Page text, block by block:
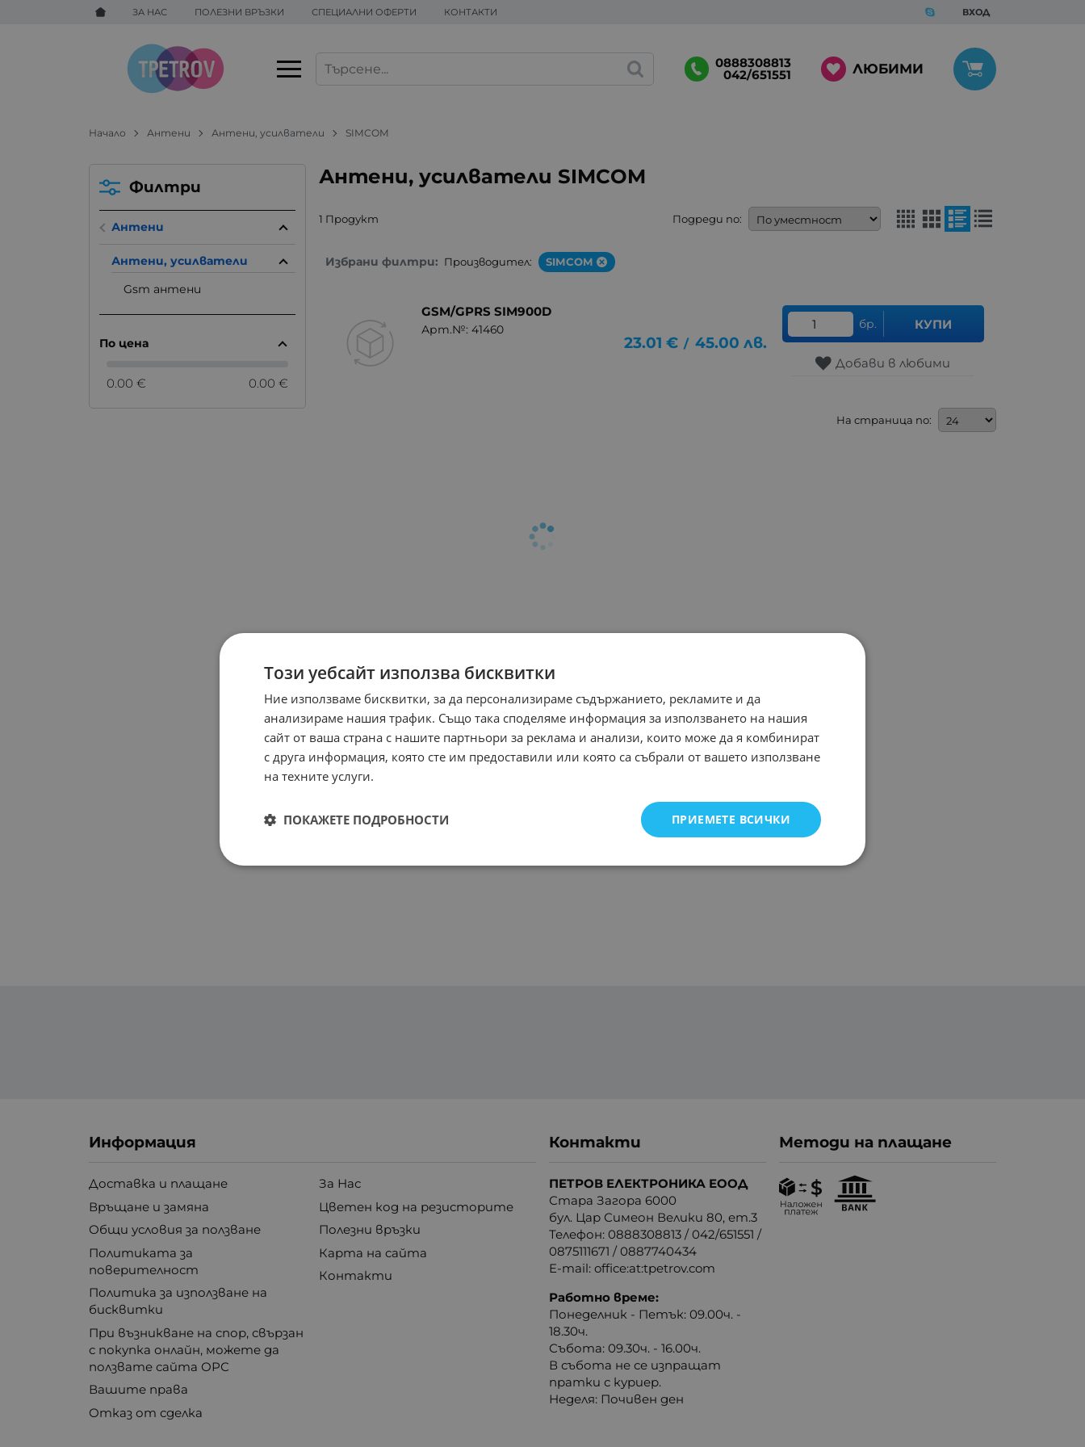
ЗА НАС ПОЛЕЗНИ ВРЪЗКИ СПЕЦИАЛНИ ОФЕРТИ КОНТАКТИ ВХОД
0888308813
042/651551 ЛЮБИМИ
Начало Антени Антени, усилватели SIMCOM
Антени, усилватели SIMCOM
1 Продукт Подреди по:
Избрани филтри: Производител: SIMCOM
GSM/GPRS SIM900D
Арт.№: 41460
23.01 € / 45.00 лв.
бр. КУПИ
Добави в любими
На страница по:
Филтри
Антени
Антени, усилватели
Gsm антени
По цена
0.00 € 0.00 €
Информация
Доставка и плащане
Връщане и замяна
Общи условия за ползване
Политиката за
поверителност
Политика за използване на
бисквитки
При възникване на спор, свързан
с покупка онлайн, можете да
ползвате сайта ОРС
Вашите права
Отказ от сделка
За Нас
Цветен код на резисторите
Полезни връзки
Карта на сайта
Контакти
Контакти
ПЕТРОВ ЕЛЕКТРОНИКА ЕООД
Стара Загора 6000
бул. Цар Симеон Велики 80, ет.3
Телефон:0888308813 /042/651551 /
0875111671 /0887740434
E-mail:office:at:tpetrov.com
Работно време:
Понеделник - Петък: 09.00ч. -
18.30ч.
Събота: 09.30ч. - 16.00ч.
В събота не се изпращат
пратки с куриер.
Неделя: Почивен ден
Методи на плащане
Този уебсайт използва бисквитки
Ние използваме бисквитки, за да персонализираме съдържанието, рекламите и да
анализираме нашия трафик. Също така споделяме информация за използването на нашия
сайт от ваша страна с нашите партньори за реклама и анализи, които може да я комбинират
с друга информация, която сте им предоставили или която са събрали от вашето използване
на техните услуги.
ПРИЕМЕТЕ ВСИЧКИ
ПОКАЖЕТЕ ПОДРОБНОСТИ